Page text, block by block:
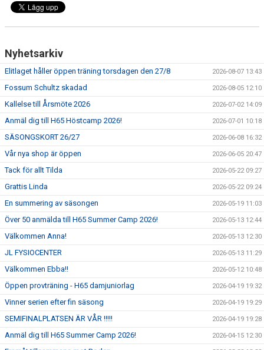
Nyhetsarkiv
Elitlaget håller öppen träning torsdagen den 27/8 2026-08-07 13:43
Fossum Schultz skadad 2026-08-05 12:10
Kallelse till Årsmöte 2026 2026-07-02 14:09
Anmäl dig till H65 Höstcamp 2026! 2026-07-01 10:18
SÄSONGSKORT 26/27 2026-06-08 16:32
Vår nya shop är öppen 2026-06-05 20:47
Tack för allt Tilda 2026-05-22 09:27
Grattis Linda 2026-05-22 09:24
En summering av säsongen 2026-05-19 11:03
Över 50 anmälda till H65 Summer Camp 2026! 2026-05-13 12:44
Välkommen Anna! 2026-05-13 12:30
JL FYSIOCENTER 2026-05-13 11:29
Välkommen Ebba!! 2026-05-12 10:48
Öppen provträning - H65 damjuniorlag 2026-04-19 19:32
Vinner serien efter fin säsong 2026-04-19 19:29
SEMIFINALPLATSEN ÄR VÅR !!!!! 2026-04-19 19:28
Anmäl dig till H65 Summer Camp 2026! 2026-04-15 12:30